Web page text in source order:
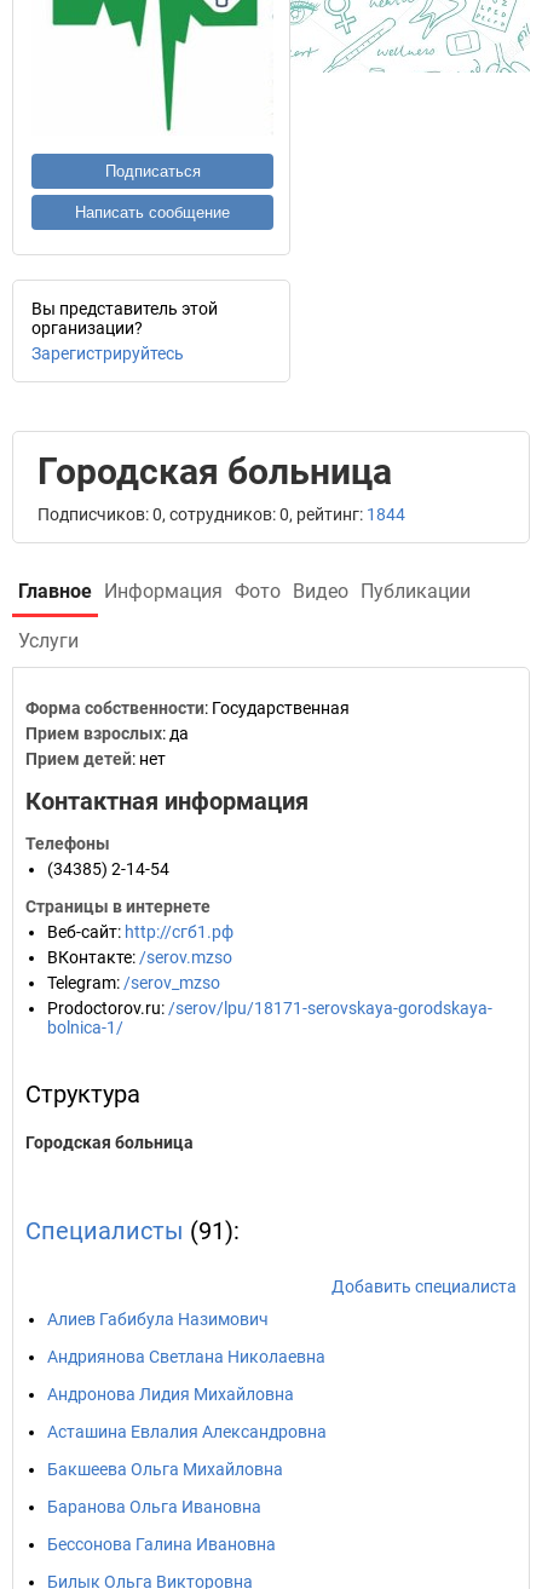
Подписаться
Написать сообщение
Вы представитель этой
организации?
Зарегистрируйтесь
Городская больница
Подписчиков: 0, сотрудников: 0, рейтинг: 1844
Главное Информация Фото Видео Публикации
Услуги
Форма собственности: Государственная
Прием взрослых: да
Прием детей: нет
Контактная информация
Телефоны
(34385) 2-14-54
Страницы в интернете
Веб-сайт: http://сгб1.рф
ВКонтакте: /serov.mzso
Telegram: /serov_mzso
Prodoctorov.ru: /serov/lpu/18171-serovskaya-gorodskaya-
bolnica-1/
Структура
Городская больница
Специалисты (91):
Добавить специалиста
Алиев Габибула Назимович
Андриянова Светлана Николаевна
Андронова Лидия Михайловна
Асташина Евлалия Александровна
Бакшеева Ольга Михайловна
Баранова Ольга Ивановна
Бессонова Галина Ивановна
Билык Ольга Викторовна